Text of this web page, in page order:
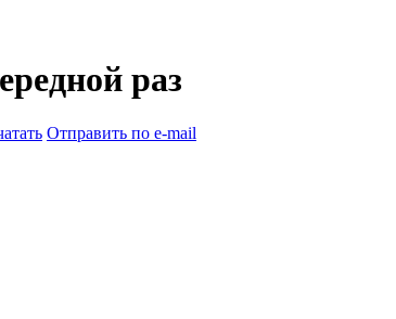
раз
Отправить по e-mail